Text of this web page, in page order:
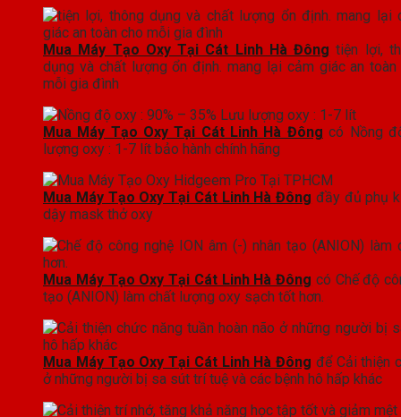
Mua Máy Tạo Oxy Tại Cát Linh Hà Đông tiện lợi,
dụng và chất lượng ổn định. mang lại cảm giác an toàn
mỗi gia đình
Mua Máy Tạo Oxy Tại Cát Linh Hà Đông có Nồng
lượng oxy : 1-7 lít bảo hành chính hãng
Mua Máy Tạo Oxy Tại Cát Linh Hà Đông đầy đủ phụ
dậy mask thở oxy
Mua Máy Tạo Oxy Tại Cát Linh Hà Đông có Chế độ
tạo (ANION) làm chất lượng oxy sạch tốt hơn.
Mua Máy Tạo Oxy Tại Cát Linh Hà Đông để Cải thiện
ở những người bị sa sút trí tuệ và các bệnh hô hấp khác